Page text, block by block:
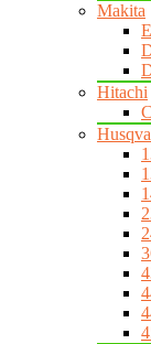
Makita
Hitachi